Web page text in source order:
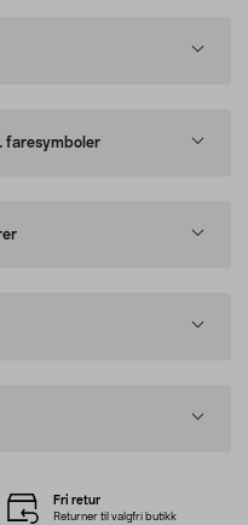
faresymboler
Fri retur
Returner til valgfri butikk